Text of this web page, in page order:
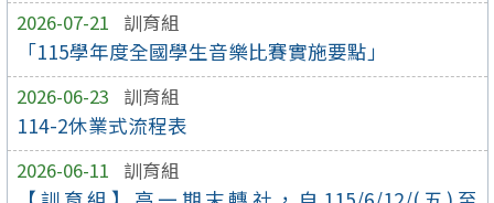
2026-07-21 訓育組
「115學年度全國學生音樂比賽實施要點」
2026-06-23 訓育組
114-2休業式流程表
2026-06-11 訓育組